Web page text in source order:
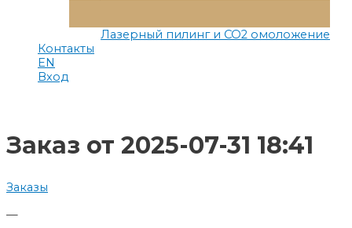
Меню
Лазерный пилинг и СО2 омоложение
Контакты
EN
Вход
Заказ от 2025-07-31 18:41
Заказы
—